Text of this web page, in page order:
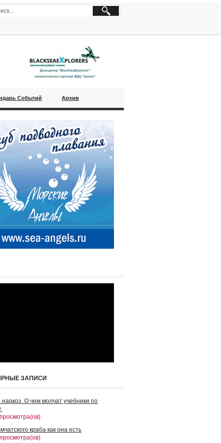
Событий Архив
ЗАПИСИ
О чем молчат учебники по
краба как она есть